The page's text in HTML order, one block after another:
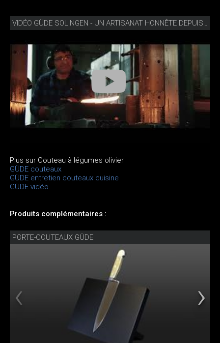
Plus sur Couteau à légumes olivier
GÜDE couteaux
GÜDE entretien couteaux cuisine
GÜDE vidéo
Produits complémentaires :
PORTE-COUTEAUX GÜDE